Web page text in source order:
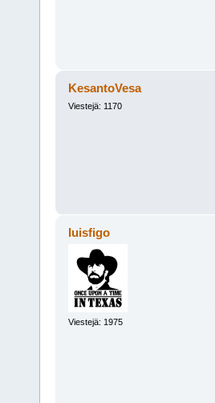
KesantoVesa
Viestejä: 1170
luisfigo
Viestejä: 1975